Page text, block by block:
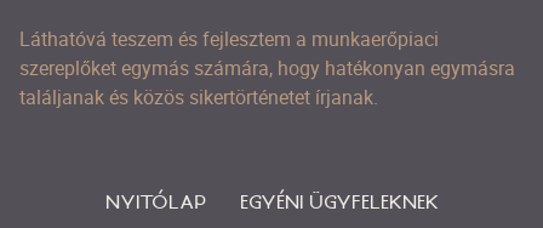
Láthatóvá teszem és fejlesztem a munkaerőpiaci
szereplőket egymás számára, hogy hatékonyan egymásra
találjanak és közös sikertörténetet írjanak.
NYITÓLAP EGYÉNI ÜGYFELEKNEK